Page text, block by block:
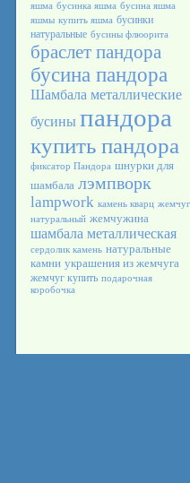
яшма бусинка яшма бусина яшма
яшмы купить яшма бусинки
натуральные бусины флюорита
браслет пандора
бусина пандора
Шамбала металлические
бусины пандора
купить пандора
фиксатор Пандора шнурки для
шамбала лэмпворк
lampwork камень кварц жемчуг
натуральный жемчужина
шамбала металлическая
сердолик камень натуральные
камни украшения из жемчуга
жемчуг купить подарочная
коробочка